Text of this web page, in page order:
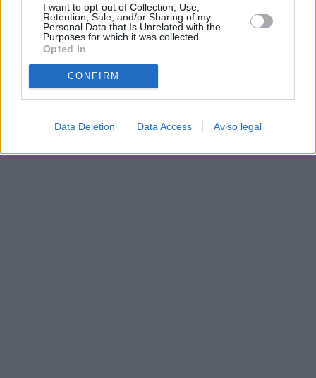
I want to opt-out of Collection, Use,
Retention, Sale, and/or Sharing of my
Personal Data that Is Unrelated with the
Purposes for which it was collected.
Opted In
CONFIRM
Data Deletion Data Access Aviso legal